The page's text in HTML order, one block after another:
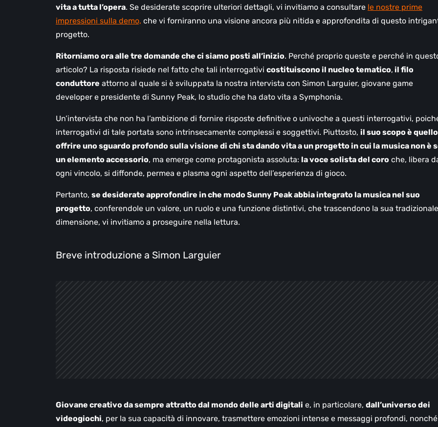
vita a tutta l’opera. Se desiderate scoprire ulteriori dettagli, vi invitiamo a consultare le nostre prime
impressioni sulla demo, che vi forniranno una visione ancora più nitida e approfondita di questo
progetto.
Ritorniamo ora alle tre domande che ci siamo posti all’inizio. Perché proprio queste e perché in
articolo? La risposta risiede nel fatto che tali interrogativi costituiscono il nucleo tematico, il filo
conduttore attorno al quale si è sviluppata la nostra intervista con Simon Larguier, giovane game
developer e presidente di Sunny Peak, lo studio che ha dato vita a Symphonia.
Un’intervista che non ha l’ambizione di fornire risposte definitive o univoche a questi interrogativi,
interrogativi di tale portata sono intrinsecamente complessi e soggettivi. Piuttosto, il suo scopo è
offrire uno sguardo profondo sulla visione di chi sta dando vita a un progetto in cui la musica non è
un elemento accessorio, ma emerge come protagonista assoluta: la voce solista del coro che, libera
ogni vincolo, si diffonde, permea e plasma ogni aspetto dell’esperienza di gioco.
Pertanto, se desiderate approfondire in che modo Sunny Peak abbia integrato la musica nel suo
progetto, conferendole un valore, un ruolo e una funzione distintivi, che trascendono la sua tradizionale
dimensione, vi invitiamo a proseguire nella lettura.
Breve introduzione a Simon Larguier
Giovane creativo da sempre attratto dal mondo delle arti digitali e, in particolare, dall’universo dei
videogiochi, per la sua capacità di innovare, trasmettere emozioni intense e messaggi profondi, nonché